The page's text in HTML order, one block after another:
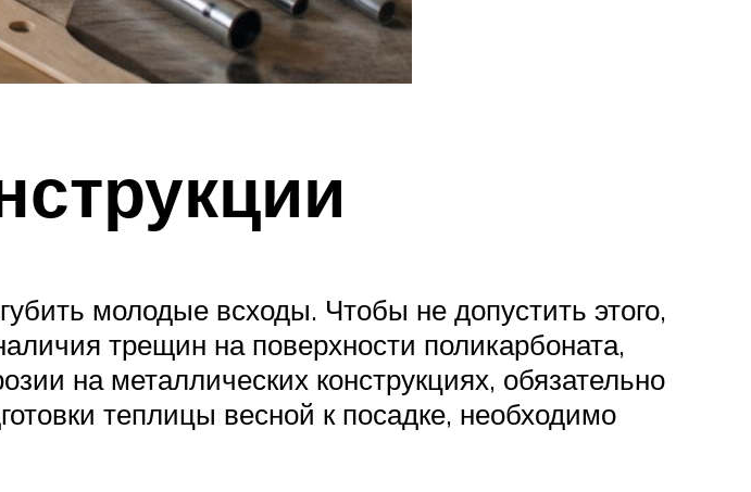
молодые всходы. Чтобы не допустить этого,
трещин на поверхности поликарбоната,
на металлических конструкциях, обязательно
теплицы весной к посадке, необходимо